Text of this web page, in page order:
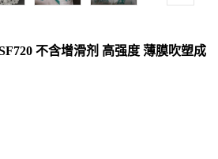
不含增滑剂 高强度 薄膜吹塑成